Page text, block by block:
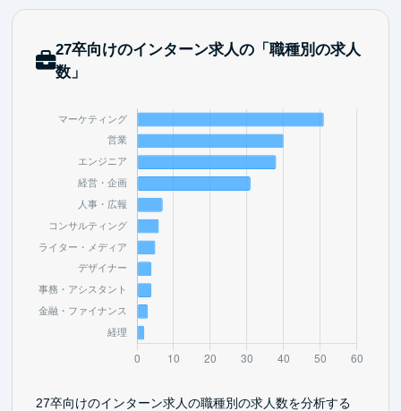
27卒向けのインターン求人の「職種別の求人
数」
27卒向けのインターン求人の職種別の求人数を分析する